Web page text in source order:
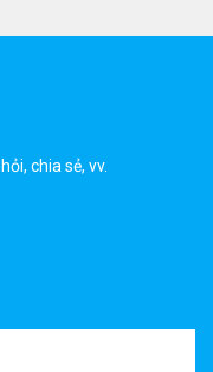
chia sẻ, vv.